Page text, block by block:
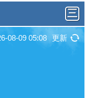
08-09 05:08 更新